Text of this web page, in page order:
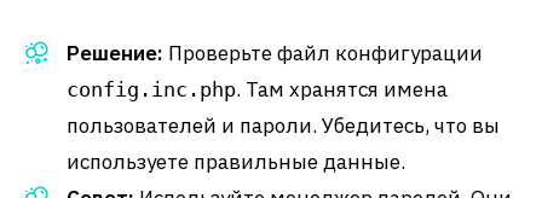
Решение: Проверьте файл конфигурации
config.inc.php. Там хранятся имена
пользователей и пароли. Убедитесь, что вы
используете правильные данные.